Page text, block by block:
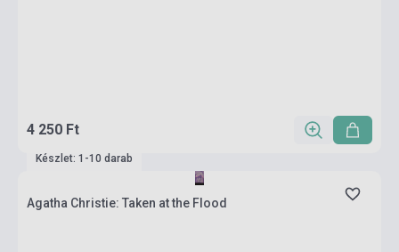
4 250 Ft
Készlet: 1-10 darab
Agatha Christie: Taken at the Flood